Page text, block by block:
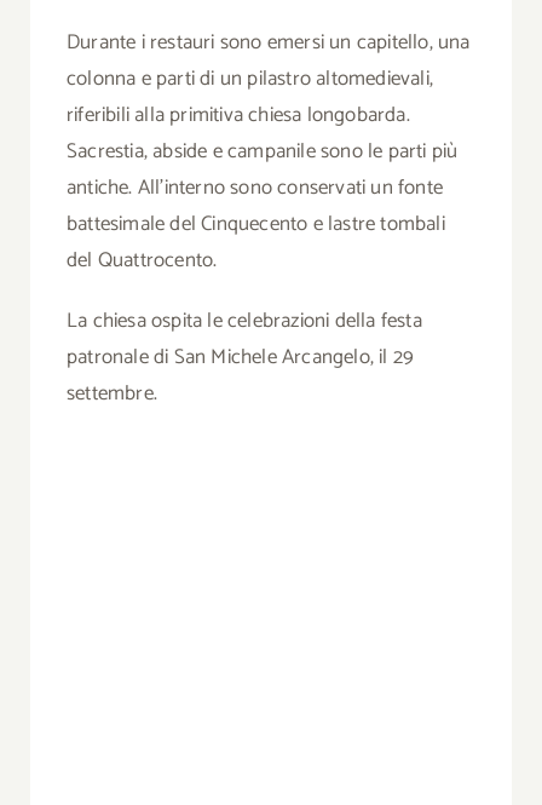
Durante i restauri sono emersi un capitello, una
colonna e parti di un pilastro altomedievali,
riferibili alla primitiva chiesa longobarda.
Sacrestia, abside e campanile sono le parti più
antiche. All’interno sono conservati un fonte
battesimale del Cinquecento e lastre tombali
del Quattrocento.
La chiesa ospita le celebrazioni della festa
patronale di San Michele Arcangelo, il 29
settembre.